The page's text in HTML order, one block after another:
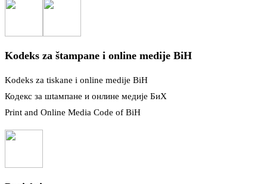
Kodeks za štampane i online medije BiH
Kodeks za tiskane i online medije BiH
Кодекс за шtампане и онлине медије БиХ
Print and Online Media Code of BiH